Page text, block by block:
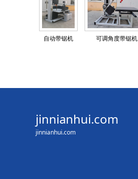
自动带锯机 可调角度带锯机
jinnianhui.com
jinnianhui.com